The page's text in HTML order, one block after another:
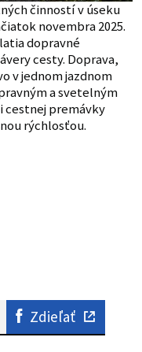
činností v úseku
novembra 2025.
dopravné
cesty. Doprava,
v jednom jazdnom
a svetelným
cestnej premávky
rýchlosťou.
Zdieľať